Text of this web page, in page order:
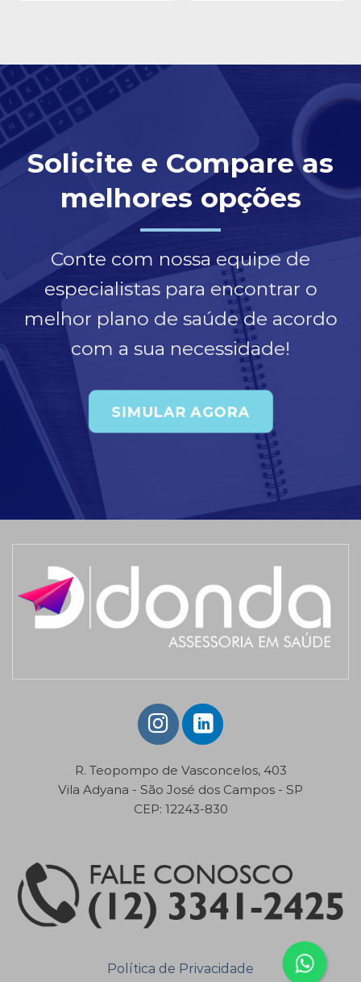
Solicite e Compare as
melhores opções
Conte com nossa equipe de
especialistas para encontrar o
melhor plano de saúde de acordo
com a sua necessidade!
SIMULAR AGORA
R. Teopompo de Vasconcelos, 403
Vila Adyana - São José dos Campos - SP
CEP: 12243-830
Política de Privacidade